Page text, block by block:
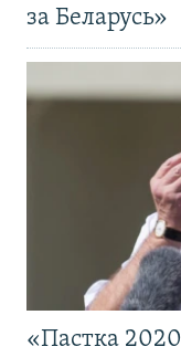
за Беларусь»
«Пастка